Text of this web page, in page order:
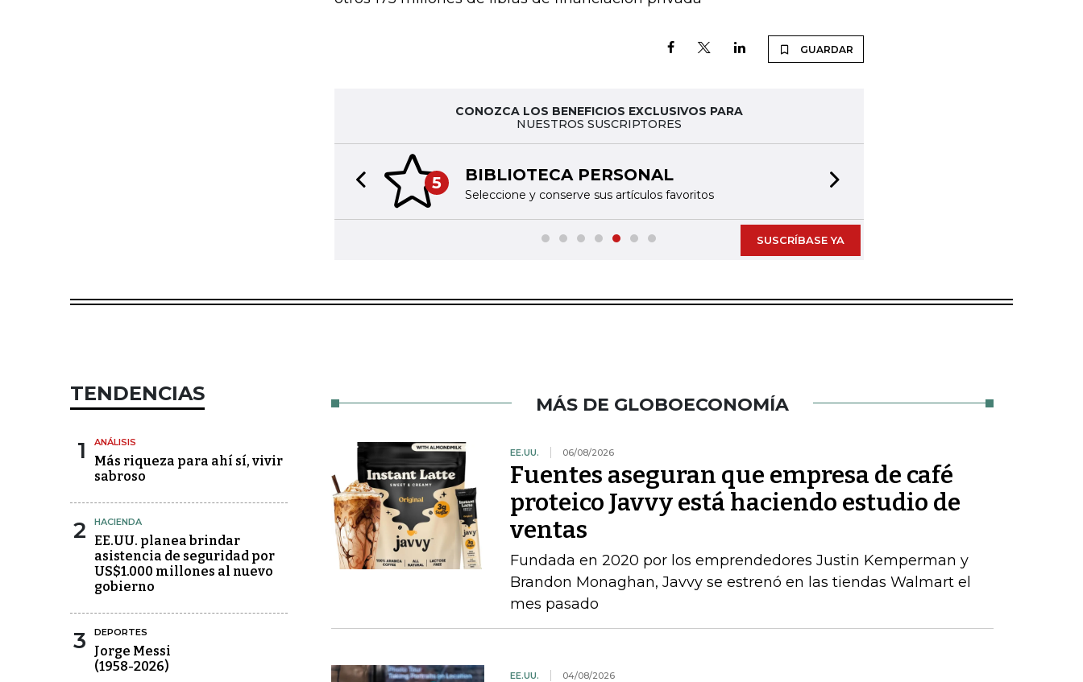
GUARDAR
CONOZCA LOS BENEFICIOS EXCLUSIVOS PARA
NUESTROS SUSCRIPTORES
5 BIBLIOTECA PERSONAL
Seleccione y conserve sus artículos favoritos
Previous slide
SUSCRÍBASE YA
TENDENCIAS
1 ANÁLISIS
Más riqueza para ahí sí, vivir
sabroso
2 HACIENDA
EE.UU. planea brindar
asistencia de seguridad por
US$1.000 millones al nuevo
gobierno
3 DEPORTES
Jorge Messi
(1958-2026)
MÁS DE GLOBOECONOMÍA
EE.UU. 06/08/2026
Fuentes aseguran que empresa de café
proteico Javvy está haciendo estudio de
ventas
Fundada en 2020 por los emprendedores Justin Kemperman y
Brandon Monaghan, Javvy se estrenó en las tiendas Walmart el
mes pasado
EE.UU. 04/08/2026